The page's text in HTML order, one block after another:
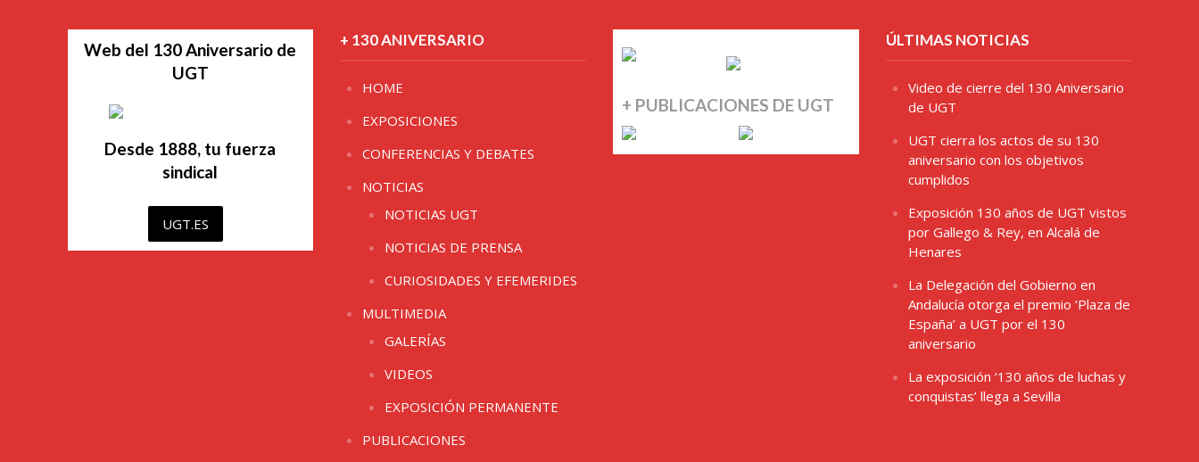
Web del 130 Aniversario de
UGT
Desde 1888, tu fuerza
sindical
UGT.ES
+ 130 ANIVERSARIO
HOME
EXPOSICIONES
CONFERENCIAS Y DEBATES
NOTICIAS
NOTICIAS UGT
NOTICIAS DE PRENSA
CURIOSIDADES Y EFEMERIDES
MULTIMEDIA
GALERÍAS
VIDEOS
EXPOSICIÓN PERMANENTE
PUBLICACIONES
+ PUBLICACIONES DE UGT
ÚLTIMAS NOTICIAS
Video de cierre del 130 Aniversario
de UGT
UGT cierra los actos de su 130
aniversario con los objetivos
cumplidos
Exposición 130 años de UGT vistos
por Gallego & Rey, en Alcalá de
Henares
La Delegación del Gobierno en
Andalucía otorga el premio ‘Plaza de
España’ a UGT por el 130
aniversario
La exposición ‘130 años de luchas y
conquistas’ llega a Sevilla